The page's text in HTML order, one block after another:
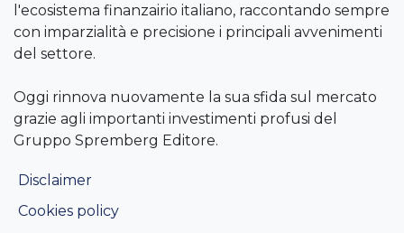
l'ecosistema finanzairio italiano, raccontando sempre
con imparzialità e precisione i principali avvenimenti
del settore.
Oggi rinnova nuovamente la sua sfida sul mercato
grazie agli importanti investimenti profusi del
Gruppo Spremberg Editore.
Disclaimer
Cookies policy